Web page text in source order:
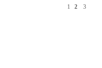
1 2 3